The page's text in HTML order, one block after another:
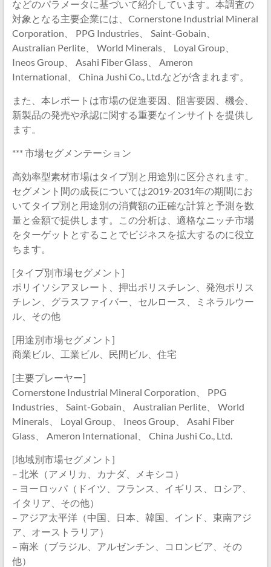
などのパラメータに基づいて紹介しています。本調査の
対象となる主要企業には、Cornerstone Industrial Mineral
Corporation、 PPG Industries、 Saint-Gobain、
Australian Perlite、 World Minerals、 Loyal Group、
Ineos Group、 Asahi Fiber Glass、 Ameron
International、 China Jushi Co., Ltd.などが含まれます。
また、本レポートは市場の促進要因、阻害要因、機会、
新製品の発売や承認に関する重要なインサイトを提供し
ます。
*** 市場セグメンテーション
高効率型素材市場はタイプ別と用途別に区分されます。
セグメント間の成長については2019-2031年の期間にお
いてタイプ別と用途別の消費額の正確な計算と予測を数
量と金額で提供します。この分析は、適格なニッチ市場
をターゲットとすることでビジネスを拡大するのに役立
ちます。
[タイプ別市場セグメント]
ポリイソシアヌレート、押出ポリスチレン、発泡ポリス
チレン、グラスファイバー、セルロース、ミネラルウー
ル、その他
[用途別市場セグメント]
商業ビル、工業ビル、民間ビル、住宅
[主要プレーヤー]
Cornerstone Industrial Mineral Corporation、 PPG
Industries、 Saint-Gobain、 Australian Perlite、 World
Minerals、 Loyal Group、 Ineos Group、 Asahi Fiber
Glass、 Ameron International、 China Jushi Co., Ltd.
[地域別市場セグメント]
– 北米（アメリカ、カナダ、メキシコ）
– ヨーロッパ（ドイツ、フランス、イギリス、ロシア、
イタリア、その他）
– アジア太平洋（中国、日本、韓国、インド、東南アジ
ア、オーストラリア）
– 南米（ブラジル、アルゼンチン、コロンビア、その
他）